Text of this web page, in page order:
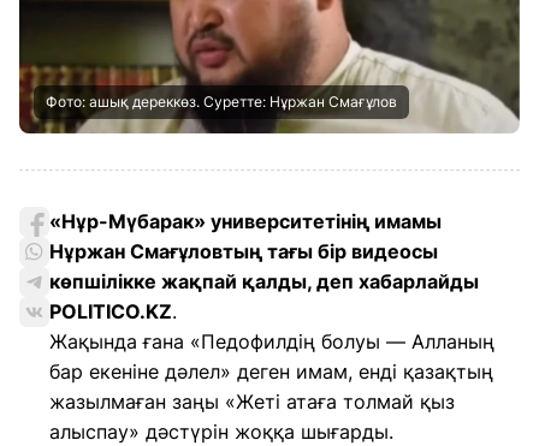
Фото: ашық дереккөз. Суретте: Нұржан Смағұлов
«Нұр-Мүбарак» университетінің имамы
Нұржан Смағұловтың тағы бір видеосы
көпшілікке жақпай қалды, деп хабарлайды
POLITICO.KZ.
Жақында ғана «Педофилдің болуы — Алланың
бар екеніне дәлел» деген имам, енді қазақтың
жазылмаған заңы «Жеті атаға толмай қыз
алыспау» дәстүрін жоққа шығарды.